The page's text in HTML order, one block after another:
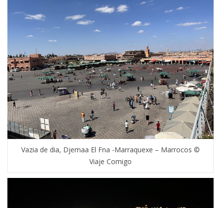
Vazia de dia, Djemaa El Fna -Marraquexe – Marrocos ©
Viaje Comigo